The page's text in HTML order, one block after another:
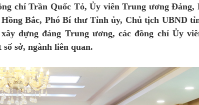
chí Trần Quốc Tỏ, Ủy viên Trung ương Đảng,
Bắc, Phó Bí thư Tỉnh ủy, Chủ tịch UBND
dựng đảng Trung ương, các đồng chí Ủy
sở, ngành liên quan.